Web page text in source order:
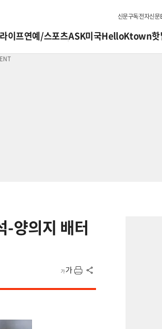
신문구독전자신문
라이프연예/스포츠ASK미국HelloKtown핫
-양의지 배터